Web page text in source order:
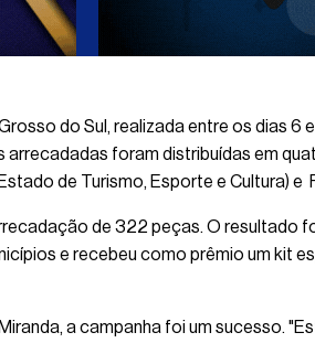
do Sul, realizada entre os dias 6
foram distribuídas em
de Turismo, Esporte e Cultura) e
de 322 peças. O resultado
e recebeu como prêmio um kit
a campanha foi um sucesso.